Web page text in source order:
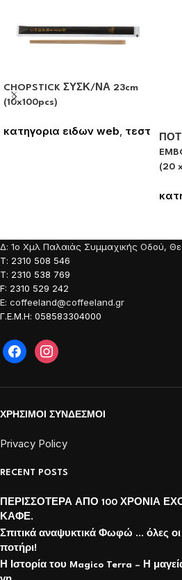
CHOPSTICK ΣΥΣΚ/ΝΑ 23cm
(10x100pcs)
κατηγορια ειδων web, τεστ
(20
Δ: 1o Χμλ Παλαιάς Συμμαχικής Οδού,
Τ: 2310 508 546
Τ: 2310 538 769
F: 2310 529 242
E: coffeeland@coffeeland.gr
Γ.Ε.Μ.Η: 058583304000
ΧΡΗΣΙΜΟΙ ΣΥΝΔΕΣΜΟΙ
Privacy Policy
RECENT POSTS
ΠΕΡΙΣΣΟΤΕΡΑ ΑΠΟ 100 ΧΡΟΝΙΑ
ΚΑΦΕ.
Σπιτικά αναψυκτικά Φωφώ … όλες οι
ποτήρι!
Η Ιστορία του Magico Terra – Η